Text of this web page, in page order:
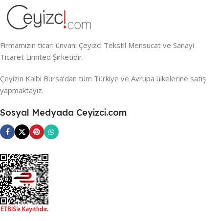
Firmamızın ticari ünvanı Çeyizci Tekstil Mensucat ve Sanayi
Ticaret Limited Şirketidir.
Çeyizin Kalbi Bursa’dan tüm Türkiye ve Avrupa ülkelerine satış
yapmaktayız.
Sosyal Medyada Ceyizci.com